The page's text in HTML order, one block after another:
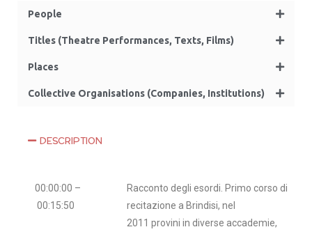
People
Titles (Theatre Performances, Texts, Films)
Places
Collective Organisations (Companies, Institutions)
DESCRIPTION
00:00:00 –
00:15:50
Racconto degli esordi. Primo corso di
recitazione a Brindisi, nel
2011 provini in diverse accademie,